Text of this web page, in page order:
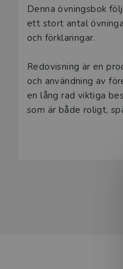
Denna övningsbok
ett stort antal
och förklaringar.
Redovisning är en
och användning av
en lång rad viktiga
som är både roligt,